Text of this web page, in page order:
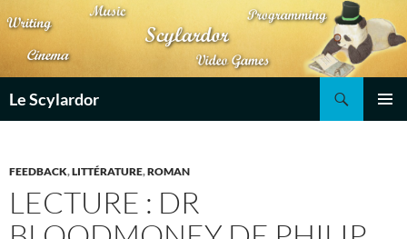
au
contenu
Le Scylardor
FEEDBACK,LITTÉRATURE,ROMAN
LECTURE : DR